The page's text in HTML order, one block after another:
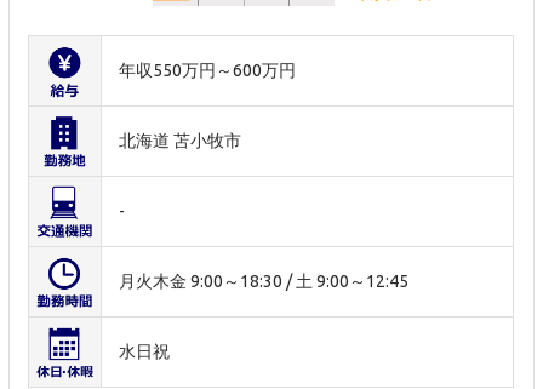
年収550万円～600万円
北海道 苫小牧市
-
月火木金 9:00～18:30 / 土 9:00～12:45
水日祝